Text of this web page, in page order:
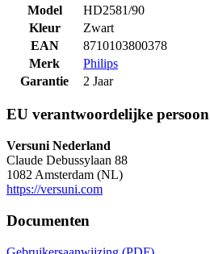
Model
HD2581/90
Kleur
Zwart
EAN
8710103800378
Merk
Philips
Garantie
2 Jaar
EU verantwoordelijke persoon
Versuni Nederland
Claude Debussylaan 88
1082 Amsterdam (NL)
https://versuni.com
Documenten